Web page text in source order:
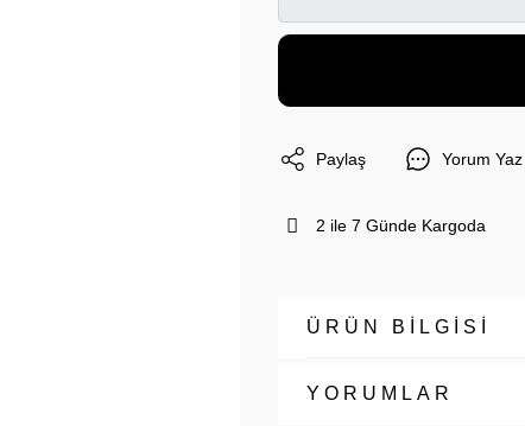
Paylaş Yorum Yaz
2 ile 7 Günde Kargoda
ÜRÜN BİLGİSİ
YORUMLAR